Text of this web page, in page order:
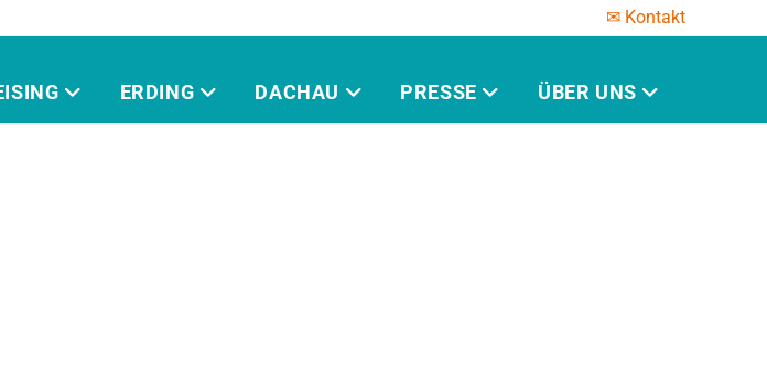
✉ Kontakt
ERDING DACHAU PRESSE ÜBER UNS